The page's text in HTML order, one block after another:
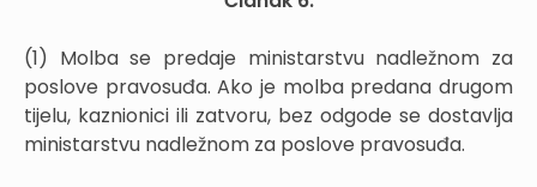
(1) Molba se predaje ministarstvu nadležnom za
poslove pravosuđa. Ako je molba predana drugom
tijelu, kaznionici ili zatvoru, bez odgode se dostavlja
ministarstvu nadležnom za poslove pravosuđa.